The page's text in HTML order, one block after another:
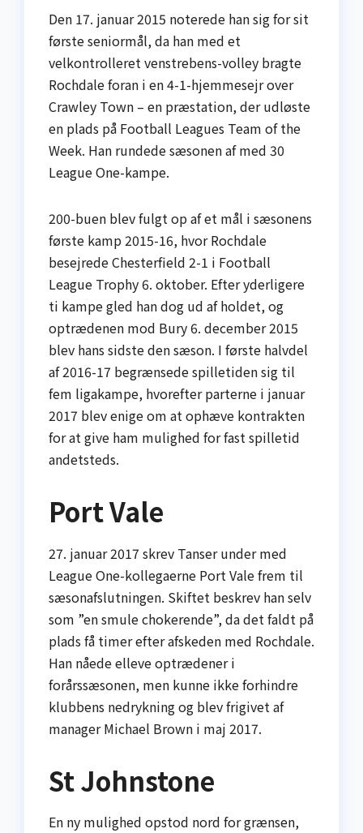
Den 17. januar 2015 noterede han sig for sit
første seniormål, da han med et
velkontrolleret venstrebens-volley bragte
Rochdale foran i en 4-1-hjemmesejr over
Crawley Town – en præstation, der udløste
en plads på Football Leagues Team of the
Week. Han rundede sæsonen af med 30
League One-kampe.
200-buen blev fulgt op af et mål i sæsonens
første kamp 2015-16, hvor Rochdale
besejrede Chesterfield 2-1 i Football
League Trophy 6. oktober. Efter yderligere
ti kampe gled han dog ud af holdet, og
optrædenen mod Bury 6. december 2015
blev hans sidste den sæson. I første halvdel
af 2016-17 begrænsede spilletiden sig til
fem ligakampe, hvorefter parterne i januar
2017 blev enige om at ophæve kontrakten
for at give ham mulighed for fast spilletid
andetsteds.
Port Vale
27. januar 2017 skrev Tanser under med
League One-kollegaerne Port Vale frem til
sæsonafslutningen. Skiftet beskrev han selv
som ”en smule chokerende”, da det faldt på
plads få timer efter afskeden med Rochdale.
Han nåede elleve optrædener i
forårssæsonen, men kunne ikke forhindre
klubbens nedrykning og blev frigivet af
manager Michael Brown i maj 2017.
St Johnstone
En ny mulighed opstod nord for grænsen,